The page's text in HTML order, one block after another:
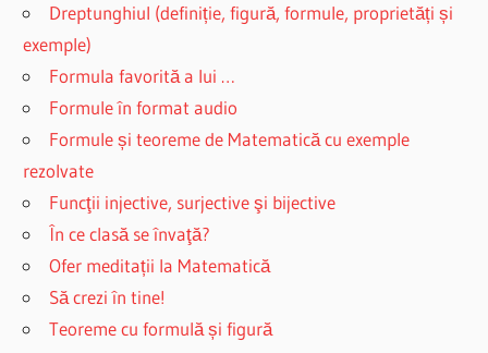
Dreptunghiul (definiție, figură, formule, proprietăți și
exemple)
Formula favorită a lui …
Formule în format audio
Formule și teoreme de Matematică cu exemple
rezolvate
Funcţii injective, surjective şi bijective
În ce clasă se învaţă?
Ofer meditații la Matematică
Să crezi în tine!
Teoreme cu formulă și figură